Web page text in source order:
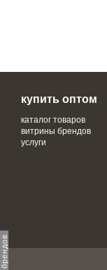
купить оптом
каталог товаров
витрины брендов
услуги